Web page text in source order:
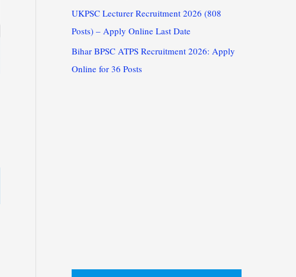
UKPSC Lecturer Recruitment 2026 (808
Posts) – Apply Online Last Date
Bihar BPSC ATPS Recruitment 2026: Apply
Online for 36 Posts